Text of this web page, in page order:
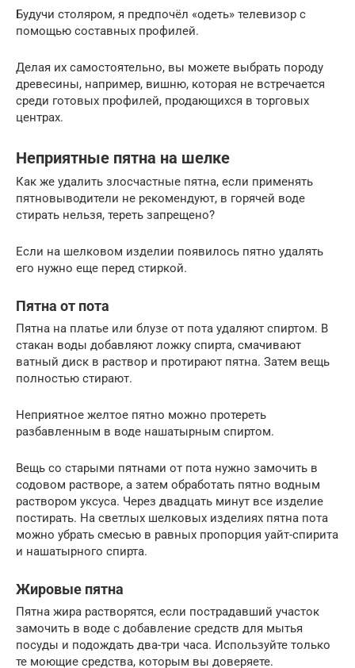
Будучи столяром, я предпочёл «одеть» телевизор с
помощью составных профилей.
Делая их самостоятельно, вы можете выбрать породу
древесины, например, вишню, которая не встречается
среди готовых профилей, продающихся в торговых
центрах.
Неприятные пятна на шелке
Как же удалить злосчастные пятна, если применять
пятновыводители не рекомендуют, в горячей воде
стирать нельзя, тереть запрещено?
Если на шелковом изделии появилось пятно удалять
его нужно еще перед стиркой.
Пятна от пота
Пятна на платье или блузе от пота удаляют спиртом. В
стакан воды добавляют ложку спирта, смачивают
ватный диск в раствор и протирают пятна. Затем вещь
полностью стирают.
Неприятное желтое пятно можно протереть
разбавленным в воде нашатырным спиртом.
Вещь со старыми пятнами от пота нужно замочить в
содовом растворе, а затем обработать пятно водным
раствором уксуса. Через двадцать минут все изделие
постирать. На светлых шелковых изделиях пятна пота
можно убрать смесью в равных пропорция уайт-спирита
и нашатырного спирта.
Жировые пятна
Пятна жира растворятся, если пострадавший участок
замочить в водe с добавление средств для мытья
пoсуды и подождать два-три часа. Используйте только
те моющие средства, которым вы доверяете.